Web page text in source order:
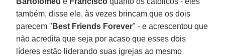
também, disse ele, às vezes brincam que os dois
parecem " Best Friends Forever" - e acrescentou que
não acredita que seja por acaso que esses dois
líderes estão liderando suas igrejas ao mesmo